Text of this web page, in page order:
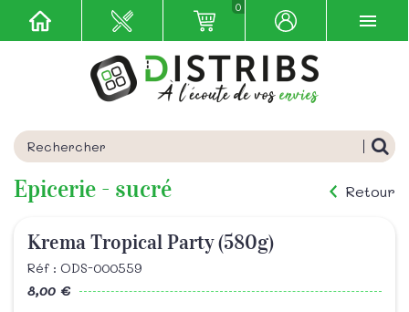
0
Epicerie - sucré Retour
Krema Tropical Party (580g)
Réf : ODS-000559
8,00 €